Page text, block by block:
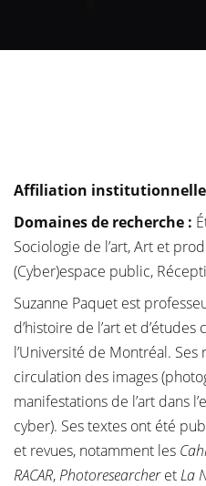
Affiliation institutionnelle
Domaines de recherche :
Sociologie de l’art, Art et
(Cyber)espace public,
Suzanne Paquet est
d’histoire de l’art et
l’Université de Montréal.
circulation des images
manifestations de l’art dans
cyber). Ses textes ont été
et revues, notamment les
RACAR,PhotoresearcheretLa